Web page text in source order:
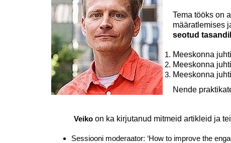
Tema tööks on
määratlemises
seotud
Meeskonna
Meeskonna
Meeskonna
Nende
Veiko on ka kirjutanud mitmeid artikleid ja
Sessiooni moderaator: ‘How to improve the